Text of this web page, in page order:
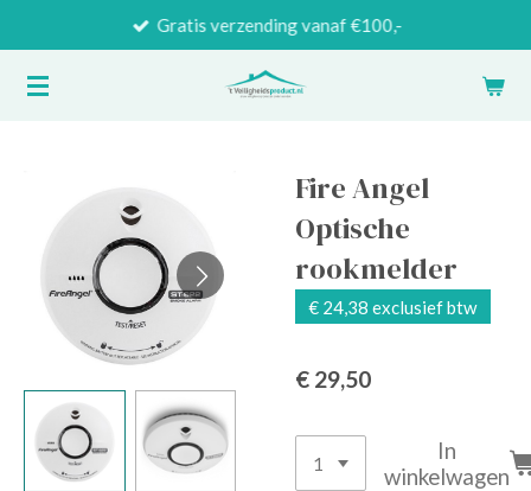
naar
Gratis verzending vanaf €100,-
Fire Angel
Optische
rookmelder
€ 24,38 exclusief btw
€ 29,50
In
winkelwagen